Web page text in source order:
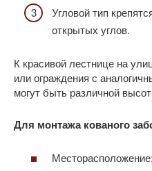
Угловой тип
открытых углов.
К красивой лестнице на
или ограждения с
могут быть различной
Для монтажа кованого
Месторасположение;